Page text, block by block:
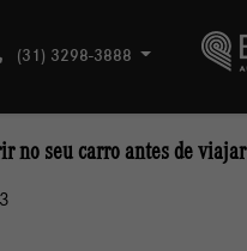
(31) 3298-3888
no seu carro antes de viajar